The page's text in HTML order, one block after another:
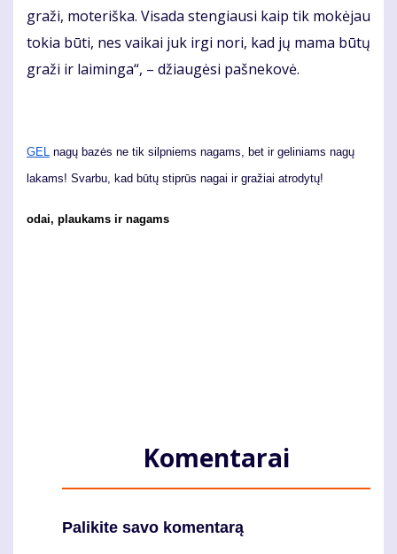
gra­ži, mo­te­riš­ka. Vi­sa­da sten­giau­si kaip tik mo­kė­jau
to­kia bū­ti, nes vai­kai juk ir­gi no­ri, kad jų ma­ma bū­tų
gra­ži ir lai­min­ga“, – džiau­gė­si pa­šne­ko­vė.
GEL
nagų bazės ne tik silpniems nagams, bet ir geliniams nagų
lakams! Svarbu, kad būtų stiprūs nagai ir gražiai atrodytų!
odai, plaukams ir nagams
Komentarai
Palikite savo komentarą